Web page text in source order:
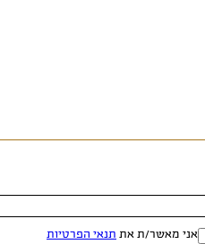
אני מאשר/ת את תנאי הפרטיות